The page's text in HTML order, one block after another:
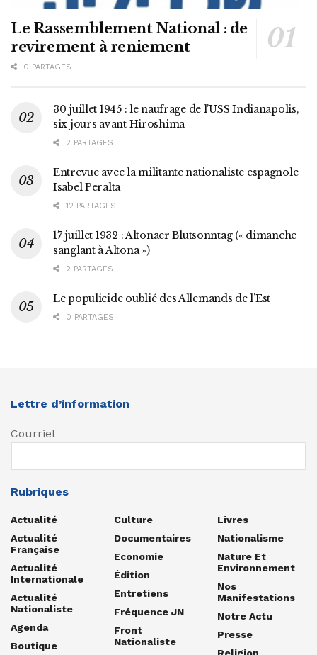
Le Rassemblement National : de
revirement à reniement
0 PARTAGES
30 juillet 1945 : le naufrage de l’USS Indianapolis,
six jours avant Hiroshima
2 PARTAGES
Entrevue avec la militante nationaliste espagnole
Isabel Peralta
12 PARTAGES
17 juillet 1932 : Altonaer Blutsonntag (« dimanche
sanglant à Altona »)
2 PARTAGES
Le populicide oublié des Allemands de l’Est
0 PARTAGES
Lettre d’information
Courriel
Rubriques
Actualité
Actualité
Française
Actualité
Internationale
Actualité
Nationaliste
Agenda
Boutique
Culture
Documentaires
Economie
Édition
Entretiens
Fréquence JN
Front
Nationaliste
Livres
Nationalisme
Nature Et
Environnement
Nos
Manifestations
Notre Actu
Presse